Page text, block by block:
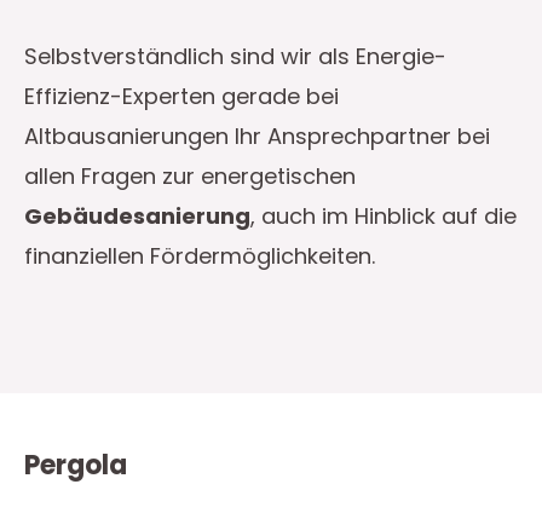
Selbstverständlich sind wir als Energie-
Effizienz-Experten gerade bei
Altbausanierungen Ihr Ansprechpartner bei
allen Fragen zur energetischen
Gebäudesanierung, auch im Hinblick auf die
finanziellen Fördermöglichkeiten.
Pergola